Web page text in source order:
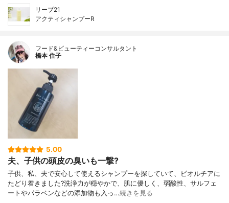
リーブ21
アクティシャンプーR
フード&ビューティーコンサルタント
橋本 住子
5.00
夫、子供の頭皮の臭いも一撃?
子供、私、夫で安心して使えるシャンプーを探していて、ビオルチアに
たどり着きました?洗浄力が穏やかで、肌に優しく、弱酸性、サルフェ
ートやパラベンなどの添加物も入っ…続きを見る